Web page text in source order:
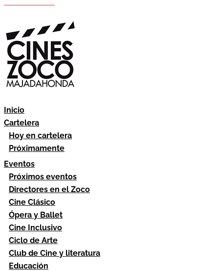
Inicio
Cartelera
Hoy en cartelera
Próximamente
Eventos
Próximos eventos
Directores en el Zoco
Cine Clásico
Ópera y Ballet
Cine Inclusivo
Ciclo de Arte
Club de Cine y literatura
Educación